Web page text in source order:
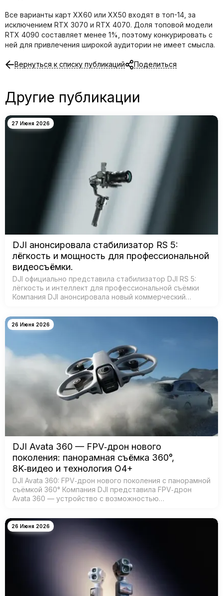
Все варианты карт XX60 или XX50 входят в топ-14, за
исключением RTX 3070 и RTX 4070. Доля топовой модели
RTX 4090 составляет менее 1%, поэтому конкурировать с
ней для привлечения широкой аудитории не имеет смысла.
Вернуться к списку публикаций Поделиться
Другие публикации
27 Июня 2026
DJI анонсировала стабилизатор RS 5:
лёгкость и мощность для профессиональной
видеосъёмки.
DJI официально представила стабилизатор DJI RS 5:
лёгкость и интеллект для профессиональной съёмки
Компания DJI анонсировала новый коммерческий
масштабным обновлением ключевых систе…
26 Июня 2026
DJI Avata 360 — FPV‑дрон нового
поколения: панорамная съёмка 360°,
8K‑видео и технология O4+
DJI Avata 360: FPV‑дрон нового поколения с панорамной
съёмкой 360° Компания DJI представила FPV‑дрон
Avata 360 — устройство с возможностью
иммерсивных видео. Модель создана для:…
26 Июня 2026